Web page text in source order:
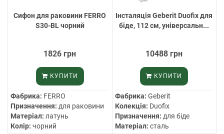
Cифон для раковини FERRO
S30-BL чорний
1826 грн
КУПИТИ
Фабрика: FERRO
Призначення: для раковини
Матеріал: латунь
Колір: чорний
Інсталяція Geberit Duofix для
біде, 112 см, універсальн...
10488 грн
КУПИТИ
Фабрика: Geberit
Колекція: Duofix
Призначення: для біде
Матеріал: сталь